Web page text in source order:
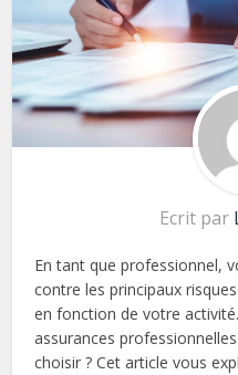
Ecrit par
En tant que professionnel,
contre les principaux
en fonction de votre
assurances
choisir ? Cet article vous